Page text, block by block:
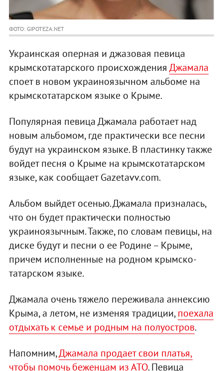
ФОТО: GIPOTEZA.NET
Украинская оперная и джазовая певица
крымскотатарского происхожденияДжамала
споет в новом украиноязычном альбоме на
крымскотатарском языке о Крыме.
Популярная певица Джамала работает над
новым альбомом, где практически все песни
будут на украинском языке. В пластинку также
войдет песня о Крыме на крымскотатарском
языке, как сообщает Gazetavv.com.
Альбом выйдет осенью. Джамала призналась,
что он будет практически полностью
украиноязычным. Также, по словам певицы, на
диске будут и песни о ее Родине – Крыме,
причем исполненные на родном крымско-
татарском языке.
Джамала очень тяжело переживала аннексию
Крыма, а летом, не изменяя традиции,поехала
отдыхать к семье и родным на полуостров.
Напомним,Джамала продает свои платья,
чтобы помочь беженцам из АТО. Певица